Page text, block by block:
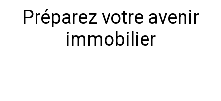
Préparez votre avenir
immobilier